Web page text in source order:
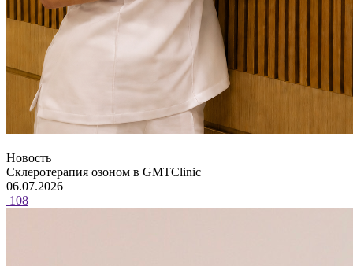
Новость
Склеротерапия озоном в GMTClinic
06.07.2026
108